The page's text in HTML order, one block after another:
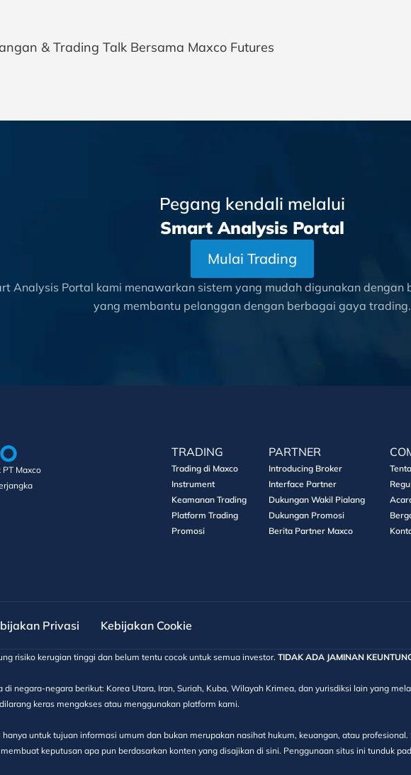
& Trading Talk Bersama Maxco Futures
Pegang kendali melalui
Smart Analysis Portal
Mulai Trading
Analysis Portal kami menawarkan sistem yang mudah digunakan
yang membantu pelanggan dengan berbagai gaya trading.
PT Maxco
TRADING
Trading di Maxco
Instrument
Keamanan Trading
Platform Trading
Promosi
PARTNER
Introducing Broker
Interface Partner
Dukungan Wakil Pialang
Dukungan Promosi
Berita Partner Maxco
Privasi Kebijakan Cookie
risiko kerugian tinggi dan belum tentu cocok untuk semua investor. TIDAK ADA JAMINAN
di negara-negara berikut: Korea Utara, Iran, Suriah, Kuba, Wilayah Krimea, dan yurisdiksi lain yang
keras mengakses atau menggunakan platform kami.
untuk tujuan informasi umum dan bukan merupakan nasihat hukum, keuangan, atau
keputusan apa pun berdasarkan konten yang disajikan di sini. Penggunaan situs ini tunduk